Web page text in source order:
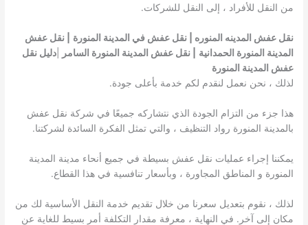
من النقل للأفراد ، إلى النقل للشركات.
نقل عفش المدينه المنوره | نقل عفش في المدينة المنورة
| نقل عفش
المدينة المنورة الحمدانية
| نقل عفش المدينة المنورة السامر |دليل نقل
عفش المدينة المنورة
لذلك ، نحن نعمل لنقدم لكم خدمة بأعلى جودة.
هذا جزء من التزام الجودة الذي نتشاركه جميعًا في شركة نقل عفش
بالمدينة المنورة رواد التنظيف ، والتي تمثل الفكرة السائدة لشركتنا.
يمكننا إجراء عمليات نقل عفش بسيطة في جميع أنحاء مدينة المدينة
المنورة و المناطق المجاورة ، وبأسعار تنافسية في هذا القطاع.
لذلك ، نقوم بتعديل سعرنا من خلال تقديم خدمة النقل الأساسية لك من
مكان إلى آخر. في النهاية ، معرفة مقدار التكلفة أمر بسيط للغاية عن